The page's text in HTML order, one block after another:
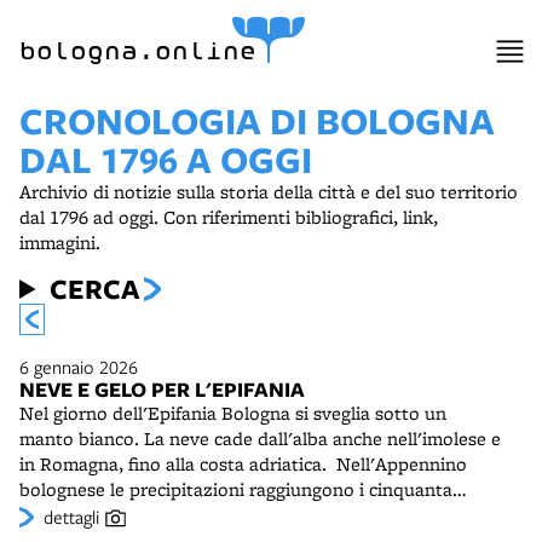
bologna.online
CRONOLOGIA DI BOLOGNA
DAL 1796 A OGGI
Archivio di notizie sulla storia della città e del suo territorio
dal 1796 ad oggi. Con riferimenti bibliografici, link,
immagini.
CERCA
6 gennaio 2026
NEVE E GELO PER L'EPIFANIA
Nel giorno dell'Epifania Bologna si sveglia sotto un
manto bianco. La neve cade dall'alba anche nell'imolese e
in Romagna, fino alla costa adriatica. Nell'Appennino
bolognese le precipitazioni raggiungono i cinquanta
centimetri, in particolare nella zona di Monghidoro. A
dettagli